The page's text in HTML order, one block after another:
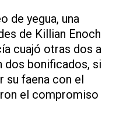
de yegua, una
de Killian Enoch
cuajó otras dos a
dos bonificados, si
su faena con el
el compromiso